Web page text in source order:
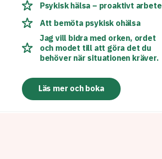
Psykisk hälsa – proaktivt arbete
Att bemöta psykisk ohälsa
Jag vill bidra med orken, ordet
och modet till att göra det du
behöver när situationen kräver.
Läs mer och boka